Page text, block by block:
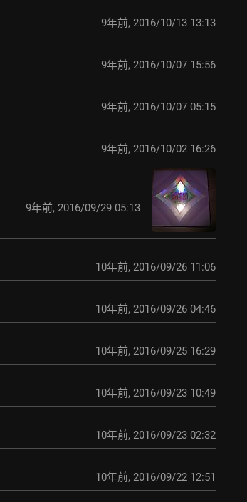
9年前, 2016/10/13 13:13
9年前, 2016/10/07 15:56
9年前, 2016/10/07 05:15
9年前, 2016/10/02 16:26
9年前, 2016/09/29 05:13
10年前, 2016/09/26 11:06
10年前, 2016/09/26 04:46
10年前, 2016/09/25 16:29
10年前, 2016/09/23 10:49
10年前, 2016/09/23 02:32
10年前, 2016/09/22 12:51